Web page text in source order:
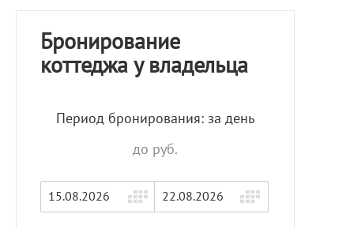
Бронирование
коттеджа у владельца
Период бронирования: за день
до руб.